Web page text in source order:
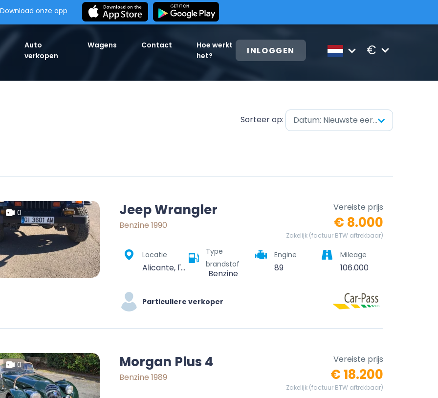
Download onze app
Auto
verkopen
Wagens Contact
Hoe werkt
het?
INLOGGEN €
Sorteer op: Datum: Nieuwste eerst
0 Jeep Wrangler
Benzine 1990
Vereiste prijs
€ 8.000
Zakelijk (factuur BTW aftrekbaar)
Locatie
Alicante, l'Alacantí, Alacant / Alicante, Valencian Community, Spain
Type
brandstof
Benzine
Engine
89
Mileage
106.000
Particuliere verkoper
0 Morgan Plus 4
Benzine 1989
Vereiste prijs
€ 18.200
Zakelijk (factuur BTW aftrekbaar)